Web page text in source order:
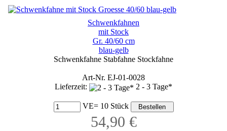
Schwenkfahnen
mit Stock
Gr. 40/60 cm
blau-gelb
Schwenkfahne Stabfahne Stockfahne
Art-Nr. EJ-01-0028
Lieferzeit:
2 - 3 Tage*
VE= 10 Stück
54,90 €